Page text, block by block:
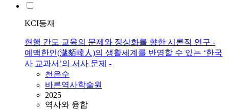
KCI등재
현행 간도 교육의 문제와 정상화를 향한 시론적 연구 -
예맥한인(濊貊韓人)의 생활세계를 반영할 수 있는 ‘한국
사 교과서’의 서사 문제 -
천은수
바른역사학술원
2025
역사와 융합